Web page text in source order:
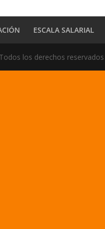
ESCALA SALARIAL
los derechos reservados